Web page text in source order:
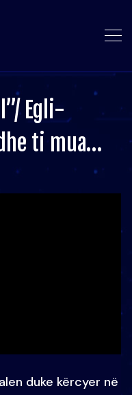
Egli-
ti mua…
duke kërcyer në